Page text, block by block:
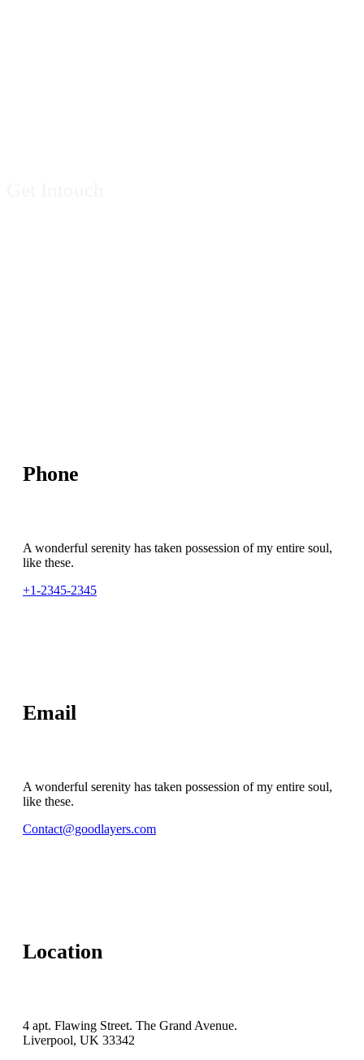
Phone
A wonderful serenity has taken possession of my entire soul,
like these.
+1-2345-2345
Email
A wonderful serenity has taken possession of my entire soul,
like these.
Contact@goodlayers.com
Location
4 apt. Flawing Street. The Grand Avenue.
Liverpool, UK 33342